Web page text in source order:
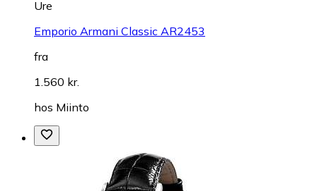
Ure
Emporio Armani Classic AR2453
fra
1.560 kr.
hos Miinto